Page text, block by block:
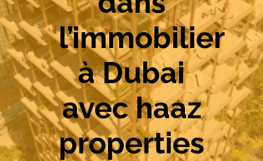
l’immobilier
à Dubai
avec haaz
properties